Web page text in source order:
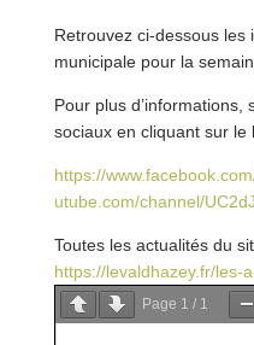
Retrouvez ci-dessous les
municipale pour la
Pour plus
sociaux en cliquant sur le
https://
utube.com/channel/
Toutes les actualités du
https://levaldhazey.fr/les-
Page 1 / 1